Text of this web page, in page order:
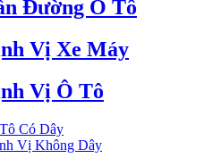
Đường Ô Tô
Vị Xe Máy
Vị Ô Tô
Có Dây
Vị Không Dây